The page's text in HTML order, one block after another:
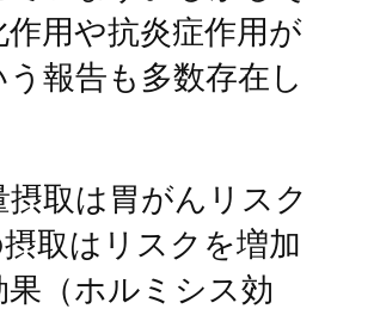
用や抗炎症作用が
報告も多数存在し
取は胃がんリスク
取はリスクを増加
（ホルミシス効